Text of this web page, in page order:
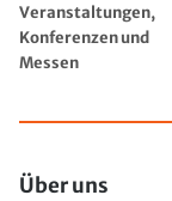
Veranstaltungen,
Konferenzen und
Messen
Über uns